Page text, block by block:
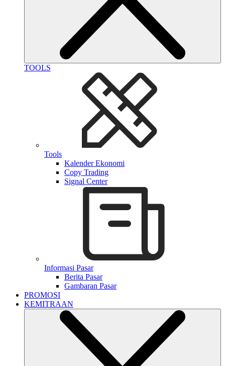
TOOLS
Tools
Kalender Ekonomi
Copy Trading
Signal Center
Informasi Pasar
Berita Pasar
Gambaran Pasar
PROMOSI
KEMITRAAN